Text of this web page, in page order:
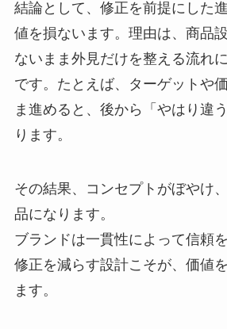
結論として、修正を前提にした
値を損ないます。理由は、商品
ないまま外見だけを整える流れ
です。たとえば、ターゲットや
ま進めると、後から「やはり違
ります。
その結果、コンセプトがぼやけ
品になります。
ブランドは一貫性によって信頼
修正を減らす設計こそが、価値
ます。